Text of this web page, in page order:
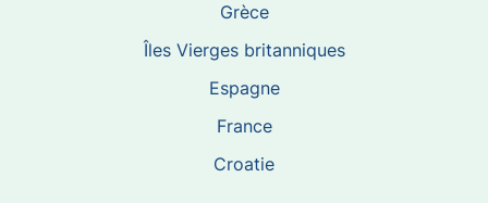
Grèce
Îles Vierges britanniques
Espagne
France
Croatie